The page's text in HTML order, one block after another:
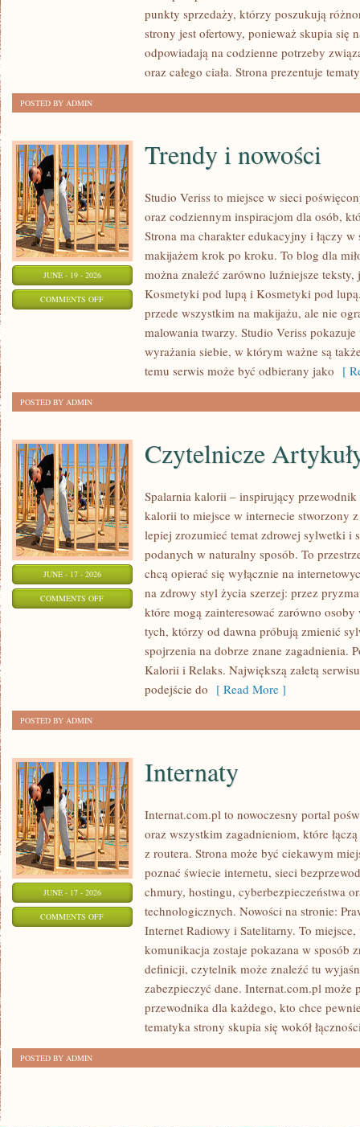
punkty sprzedaży, którzy poszukują
strony jest ofertowy, ponieważ skupia się
odpowiadają na codzienne potrzeby
oraz całego ciała. Strona prezentuje
POSTED BY ADMIN
JUNE - 19 - 2026
COMMENTS OFFON
Trendy i nowości
Studio Veriss to miejsce w sieci
oraz codziennym inspiracjom dla osób,
Strona ma charakter edukacyjny i łączy
makijażem krok po kroku. To blog dla
można znaleźć zarówno luźniejsze
Kosmetyki pod lupą i Kosmetyki pod
przede wszystkim na makijażu, ale nie
malowania twarzy. Studio Veriss
wyrażania siebie, w którym ważne są
temu serwis może być odbierany jako [
POSTED BY ADMIN
JUNE - 17 - 2026
COMMENTS OFFON
CZYTELNICZE
ARTYKUŁY
Czytelnicze
Spalarnia kalorii – inspirujący
kalorii to miejsce w internecie stworzony
lepiej zrozumieć temat zdrowej sylwetki i
podanych w naturalny sposób. To
chcą opierać się wyłącznie na
na zdrowy styl życia szerzej: przez
które mogą zainteresować zarówno
tych, którzy od dawna próbują zmienić
spojrzenia na dobrze znane zagadnienia.
Kalorii i Relaks. Największą zaletą
podejście do [ Read More ]
POSTED BY ADMIN
JUNE - 17 - 2026
COMMENTS OFFON
INTERNATY
Internaty
Internat.com.pl to nowoczesny portal
oraz wszystkim zagadnieniom, które
z routera. Strona może być ciekawym
poznać świecie internetu, sieci
chmury, hostingu, cyberbezpieczeństwa
technologicznych. Nowości na stronie:
Internet Radiowy i Satelitarny. To
komunikacja zostaje pokazana w sposób
definicji, czytelnik może znaleźć tu
zabezpieczyć dane. Internat.com.pl może
przewodnika dla każdego, kto chce
tematyka strony skupia się wokół
POSTED BY ADMIN